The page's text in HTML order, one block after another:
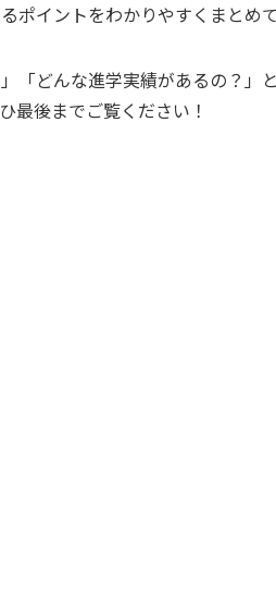
ポイントをわかりやすくまとめて
「どんな進学実績があるの？」
最後までご覧ください！